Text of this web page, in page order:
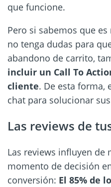
que funcione.
Pero si sabemos que
no tenga dudas para
abandono de carrito,
incluir un Call To
cliente. De esta forma,
chat para solucionar
Las reviews de
Las reviews influyen de
momento de decisión
conversión: El 85% de